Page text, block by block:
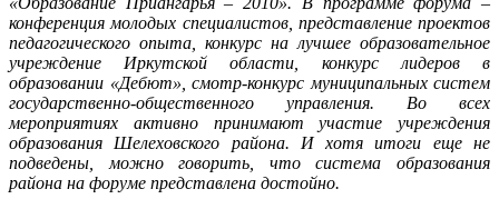
конференция молодых специалистов, представление проектов
педагогического опыта, конкурс на лучшее образовательное
учреждение Иркутской области, конкурс лидеров в
образовании «Дебют», смотр-конкурс муниципальных систем
государственно-общественного управления. Во всех
мероприятиях активно принимают участие учреждения
образования Шелеховского района. И хотя итоги еще не
подведены, можно говорить, что система образования
района на форуме представлена достойно.